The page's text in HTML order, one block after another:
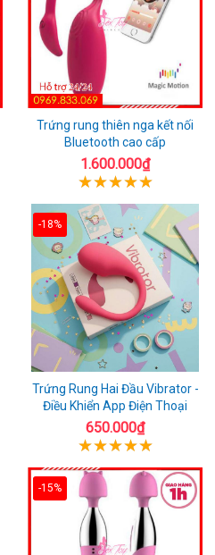
Trứng rung thiên nga kết nối
Bluetooth cao cấp
1.600.000₫
-18%
Trứng Rung Hai Đầu Vibrator -
Điều Khiển App Điện Thoại
650.000₫
-15%